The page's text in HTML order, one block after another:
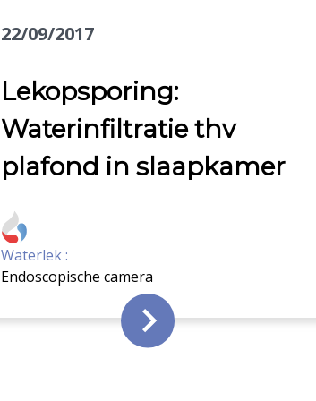
22/09/2017
Lekopsporing:
Waterinfiltratie thv
plafond in slaapkamer
Waterlek :
Endoscopische camera